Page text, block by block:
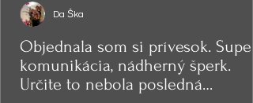
Objednala som si prívesok. Super
komunikácia, nádherný šperk.
Určite to nebola posledná
Da Ška